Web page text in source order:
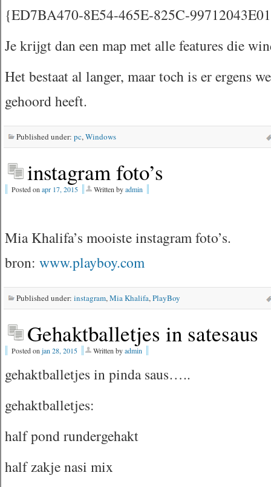
{ED7BA470-8E54-465E-825C-
Je krijgt dan een map met alle features die
Het bestaat al langer, maar toch is er ergens
gehoord heeft.
Published under: pc,Windows
instagram foto’s
Posted on apr 17, 2015 Written byadmin
Mia Khalifa’s mooiste instagram foto’s.
bron: www.playboy.com
Published under: instagram,Mia Khalifa,PlayBoy
Gehaktballetjes in satesaus
Posted on jan 28, 2015 Written byadmin
gehaktballetjes in pinda saus…..
gehaktballetjes:
half pond rundergehakt
half zakje nasi mix